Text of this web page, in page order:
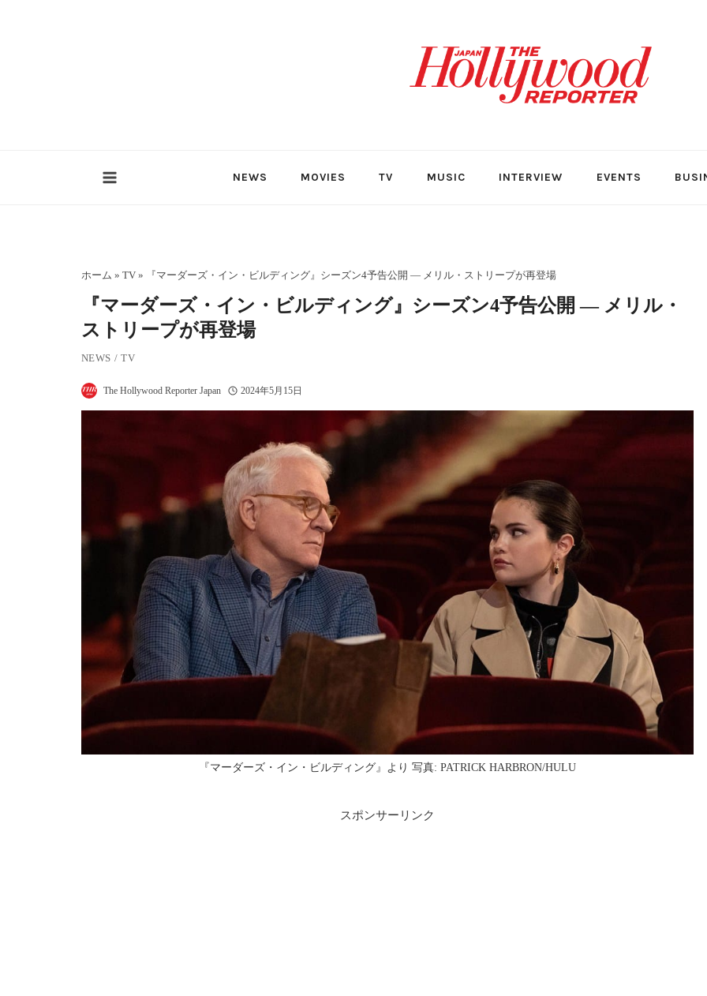
NEWS MOVIES TV MUSIC INTERVIEW EVENTS
ホーム » TV» 『マーダーズ・イン・ビルディング』シーズン4予告公開 ― メリル・ストリープが再登場
『マーダーズ・イン・ビルディング』シーズン4予告公開 ― メリル・
ストリープが再登場
NEWS /TV
The Hollywood Reporter Japan 2024年5月15日
『マーダーズ・イン・ビルディング』より 写真: PATRICK HARBRON/HULU
スポンサーリンク